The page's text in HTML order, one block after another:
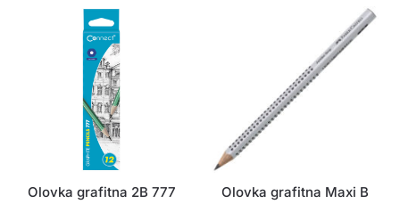
Olovka grafitna 2B 777
Olovka grafitna Maxi B